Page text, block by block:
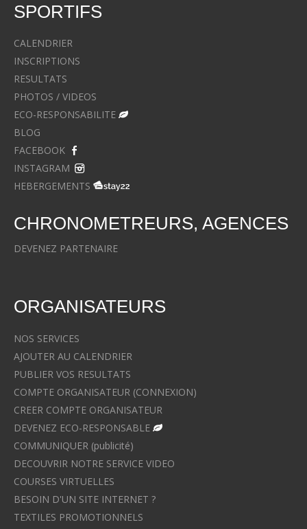
SPORTIFS
CALENDRIER
INSCRIPTIONS
RESULTATS
PHOTOS / VIDEOS
ECO-RESPONSABILITE
BLOG
FACEBOOK
INSTAGRAM
HEBERGEMENTS
CHRONOMETREURS, AGENCES
DEVENEZ PARTENAIRE
ORGANISATEURS
NOS SERVICES
AJOUTER AU CALENDRIER
PUBLIER VOS RESULTATS
COMPTE ORGANISATEUR (CONNEXION)
CREER COMPTE ORGANISATEUR
DEVENEZ ECO-RESPONSABLE
COMMUNIQUER (publicité)
DECOUVRIR NOTRE SERVICE VIDEO
COURSES VIRTUELLES
BESOIN D'UN SITE INTERNET ?
TEXTILES PROMOTIONNELS